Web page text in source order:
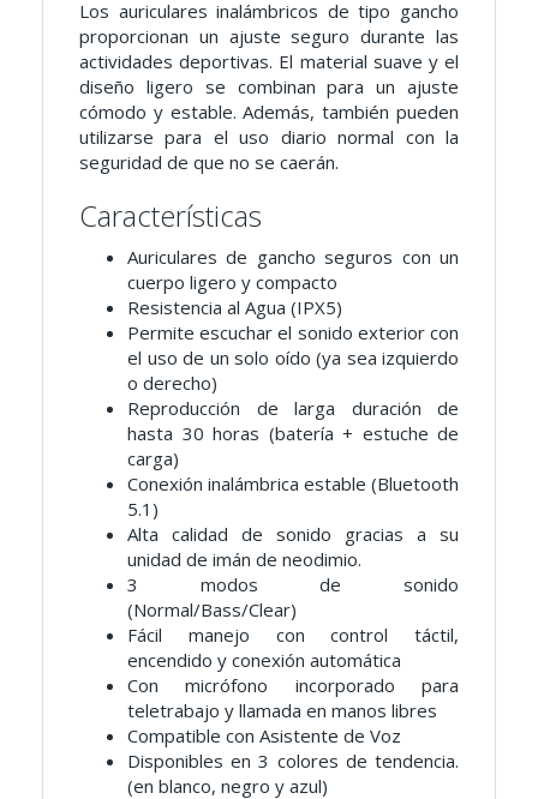
Los auriculares inalámbricos de tipo gancho
proporcionan un ajuste seguro durante las
actividades deportivas. El material suave y el
diseño ligero se combinan para un ajuste
cómodo y estable. Además, también pueden
utilizarse para el uso diario normal con la
seguridad de que no se caerán.
Características
Auriculares de gancho seguros con un
cuerpo ligero y compacto
Resistencia al Agua (IPX5)
Permite escuchar el sonido exterior con
el uso de un solo oído (ya sea izquierdo
o derecho)
Reproducción de larga duración de
hasta 30 horas (batería + estuche de
carga)
Conexión inalámbrica estable (Bluetooth
5.1)
Alta calidad de sonido gracias a su
unidad de imán de neodimio.
3 modos de sonido
(Normal/Bass/Clear)
Fácil manejo con control táctil,
encendido y conexión automática
Con micrófono incorporado para
teletrabajo y llamada en manos libres
Compatible con Asistente de Voz
Disponibles en 3 colores de tendencia.
(en blanco, negro y azul)